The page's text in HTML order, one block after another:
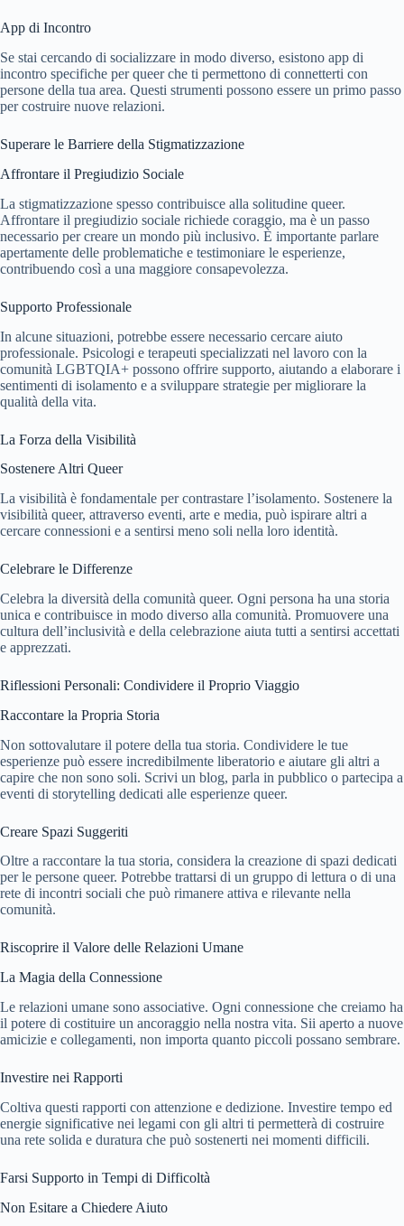
App di Incontro
Se stai cercando di socializzare in modo diverso, esistono app di
incontro specifiche per queer che ti permettono di connetterti con
persone della tua area. Questi strumenti possono essere un primo passo
per costruire nuove relazioni.
Superare le Barriere della Stigmatizzazione
Affrontare il Pregiudizio Sociale
La stigmatizzazione spesso contribuisce alla solitudine queer.
Affrontare il pregiudizio sociale richiede coraggio, ma è un passo
necessario per creare un mondo più inclusivo. È importante parlare
apertamente delle problematiche e testimoniare le esperienze,
contribuendo così a una maggiore consapevolezza.
Supporto Professionale
In alcune situazioni, potrebbe essere necessario cercare aiuto
professionale. Psicologi e terapeuti specializzati nel lavoro con la
comunità LGBTQIA+ possono offrire supporto, aiutando a elaborare i
sentimenti di isolamento e a sviluppare strategie per migliorare la
qualità della vita.
La Forza della Visibilità
Sostenere Altri Queer
La visibilità è fondamentale per contrastare l’isolamento. Sostenere la
visibilità queer, attraverso eventi, arte e media, può ispirare altri a
cercare connessioni e a sentirsi meno soli nella loro identità.
Celebrare le Differenze
Celebra la diversità della comunità queer. Ogni persona ha una storia
unica e contribuisce in modo diverso alla comunità. Promuovere una
cultura dell’inclusività e della celebrazione aiuta tutti a sentirsi accettati
e apprezzati.
Riflessioni Personali: Condividere il Proprio Viaggio
Raccontare la Propria Storia
Non sottovalutare il potere della tua storia. Condividere le tue
esperienze può essere incredibilmente liberatorio e aiutare gli altri a
capire che non sono soli. Scrivi un blog, parla in pubblico o partecipa a
eventi di storytelling dedicati alle esperienze queer.
Creare Spazi Suggeriti
Oltre a raccontare la tua storia, considera la creazione di spazi dedicati
per le persone queer. Potrebbe trattarsi di un gruppo di lettura o di una
rete di incontri sociali che può rimanere attiva e rilevante nella
comunità.
Riscoprire il Valore delle Relazioni Umane
La Magia della Connessione
Le relazioni umane sono associative. Ogni connessione che creiamo ha
il potere di costituire un ancoraggio nella nostra vita. Sii aperto a nuove
amicizie e collegamenti, non importa quanto piccoli possano sembrare.
Investire nei Rapporti
Coltiva questi rapporti con attenzione e dedizione. Investire tempo ed
energie significative nei legami con gli altri ti permetterà di costruire
una rete solida e duratura che può sostenerti nei momenti difficili.
Farsi Supporto in Tempi di Difficoltà
Non Esitare a Chiedere Aiuto